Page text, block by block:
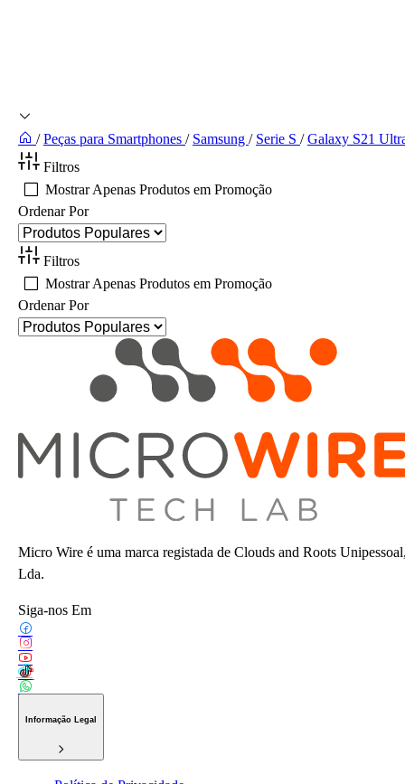
/ Peças para Smartphones / Samsung / Serie S / Galaxy S21
Filtros
Mostrar Apenas Produtos em Promoção
Ordenar Por
Filtros
Mostrar Apenas Produtos em Promoção
Ordenar Por
Micro Wire é uma marca registada de Clouds and Roots
Lda.
Siga-nos Em
Informação Legal